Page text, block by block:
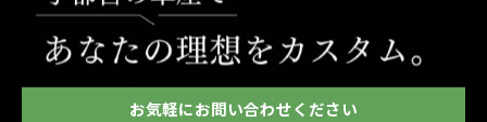
めーめーとお写真
お気軽にお問い合わせください